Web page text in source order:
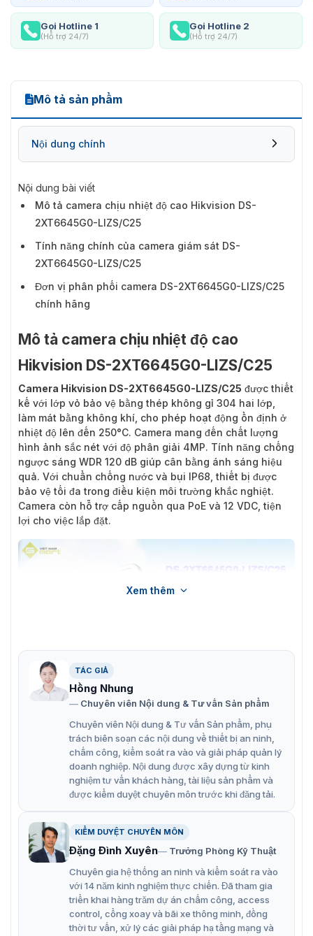
Gọi Hotline 1
(Hỗ trợ 24/7)
Gọi Hotline 2
(Hỗ trợ 24/7)
Mô tả sản phẩm
Nội dung chính
Nội dung bài viết
Mô tả camera chịu nhiệt độ cao Hikvision DS-
2XT6645G0-LIZS/C25
Tính năng chính của camera giám sát DS-
2XT6645G0-LIZS/C25
Đơn vị phân phối camera DS-2XT6645G0-LIZS/C25
chính hãng
Mô tả camera chịu nhiệt độ cao
Hikvision DS-2XT6645G0-LIZS/C25
Camera Hikvision DS-2XT6645G0-LIZS/C25 được thiết
kế với lớp vỏ bảo vệ bằng thép không gỉ 304 hai lớp,
làm mát bằng không khí, cho phép hoạt động ổn định ở
nhiệt độ lên đến 250°C. Camera mang đến chất lượng
hình ảnh sắc nét với độ phân giải 4MP. Tính năng chống
ngược sáng WDR 120 dB giúp cân bằng ánh sáng hiệu
quả. Với chuẩn chống nước và bụi IP68, thiết bị được
bảo vệ tối đa trong điều kiện môi trường khắc nghiệt.
Camera còn hỗ trợ cấp nguồn qua PoE và 12 VDC, tiện
lợi cho việc lắp đặt.
Camera chịu nhiệt độ cao 4MP Hikvision DS-2XT6645G0-
LIZS/C25
Tính năng chính của camera giám sát
DS-2XT6645G0-LIZS/C25
Độ phân giải 4MP, 2688 × 1520
Cảm biến 1/3″ Progressive Scan CMOS.
Ống kính tiêu cự 2.8-12mm, khẩu độ F1.2.
Hỗ trợ cấp nguồn qua cáp mạng PoE và 12 VDC.
Công nghệ WDR 120 dB chống ngược sáng, thu hình
ảnh rõ nét hơn.
Xem thêm
TÁC GIẢ
Hồng Nhung
Chuyên viên Nội dung & Tư vấn Sản phẩm
Chuyên viên Nội dung & Tư vấn Sản phẩm, phụ
trách biên soạn các nội dung về thiết bị an ninh,
chấm công, kiểm soát ra vào và giải pháp quản lý
doanh nghiệp. Nội dung được xây dựng từ kinh
nghiệm tư vấn khách hàng, tài liệu sản phẩm và
được kiểm duyệt chuyên môn trước khi đăng tải.
KIỂM DUYỆT CHUYÊN MÔN
Đặng Đình Xuyên
Trưởng Phòng Kỹ Thuật
Chuyên gia hệ thống an ninh và kiểm soát ra vào
với 14 năm kinh nghiệm thực chiến. Đã tham gia
triển khai hàng trăm dự án chấm công, access
control, cổng xoay và bãi xe thông minh, đồng
thời tư vấn, xử lý các giải pháp hạ tầng mạng và